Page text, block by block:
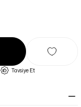
Tavsiye Et